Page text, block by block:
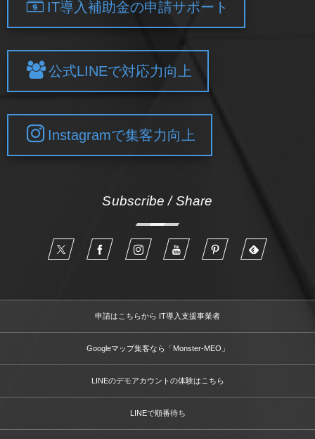
IT導入補助金の申請サポート
公式LINEで対応力向上
Instagramで集客力向上
Subscribe / Share
申請はこちらから IT導入支援事業者
Googleマップ集客なら「Monster-MEO」
LINEのデモアカウントの体験はこちら
LINEで順番待ち